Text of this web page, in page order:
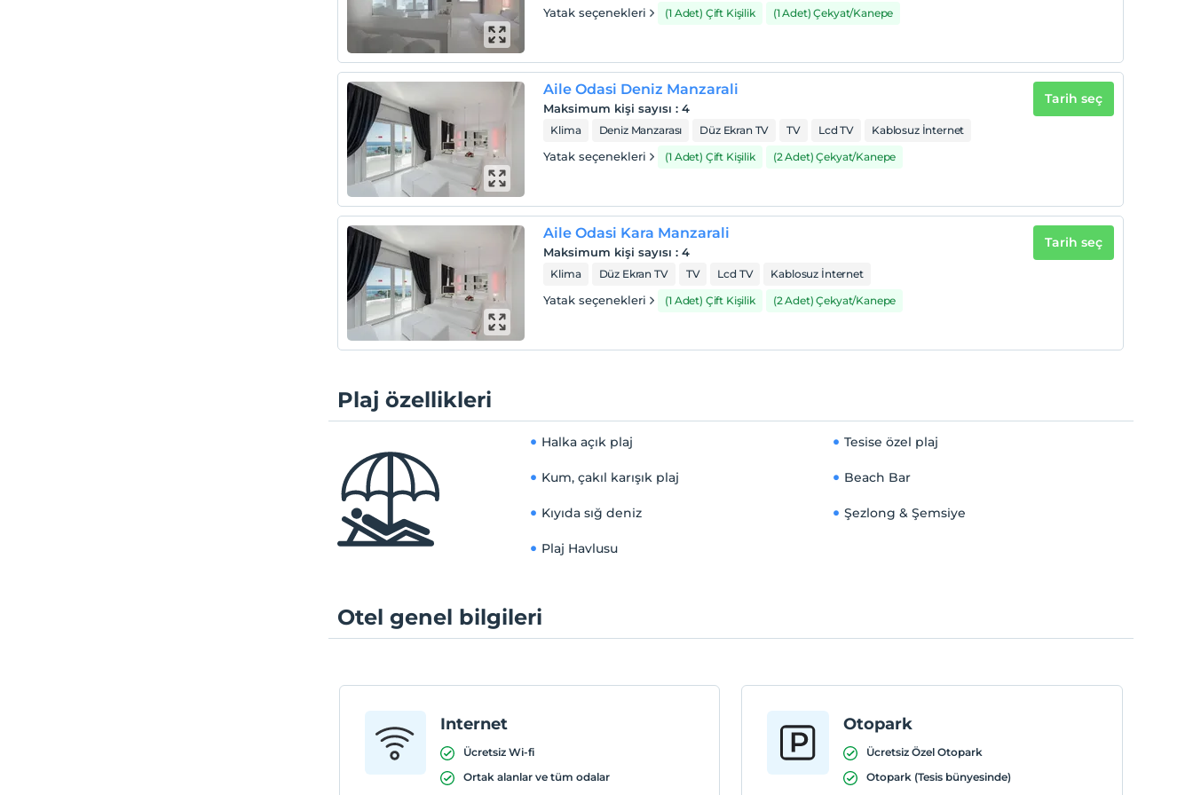
Yatak seçenekleri (1 Adet) Çift Kişilik (1 Adet) Çekyat/Kanepe
Aile Odasi Deniz Manzarali
Maksimum kişi sayısı :4
Klima Deniz Manzarası Düz Ekran TV TV Lcd TV Kablosuz İnternet
Yatak seçenekleri (1 Adet) Çift Kişilik (2 Adet) Çekyat/Kanepe
Tarih seç
Aile Odasi Kara Manzarali
Maksimum kişi sayısı :4
Klima Düz Ekran TV TV Lcd TV Kablosuz İnternet
Yatak seçenekleri (1 Adet) Çift Kişilik (2 Adet) Çekyat/Kanepe
Tarih seç
Plaj özellikleri
Halka açık plaj Tesise özel plaj
Kum, çakıl karışık plaj Beach Bar
Kıyıda sığ deniz Şezlong & Şemsiye
Plaj Havlusu
Otel genel bilgileri
Internet
Ücretsiz Wi-fi
Ortak alanlar ve tüm odalar
Otopark
Ücretsiz Özel Otopark
Otopark (Tesis bünyesinde)